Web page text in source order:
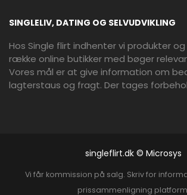
SINGLELIV, DATING OG SELVUDVIKLING
Hos Single flirt indhenter vi produkter
række online butikker med bøger
Vores mål er at give information om
lagterstaus og fragt. Der tages
singleflirt.dk © Microsys
Vi får kommission på salg. Skriv for
prissammenligning